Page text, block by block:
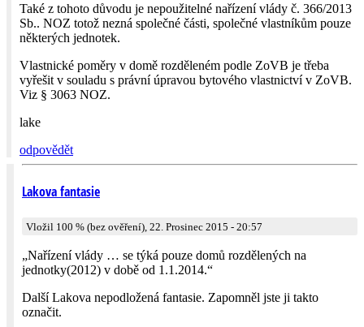
Také z tohoto důvodu je nepoužitelné nařízení vlády č. 366/2013
Sb.. NOZ totož nezná společné části, společné vlastníkům pouze
některých jednotek.
Vlastnické poměry v domě rozděleném podle ZoVB je třeba
vyřešit v souladu s právní úpravou bytového vlastnictví v ZoVB.
Viz § 3063 NOZ.
lake
odpovědět
Lakova fantasie
Vložil 100 % (bez ověření), 22. Prosinec 2015 - 20:57
„Nařízení vlády … se týká pouze domů rozdělených na
jednotky(2012) v době od 1.1.2014.“
Další Lakova nepodložená fantasie. Zapomněl jste ji takto
označit.